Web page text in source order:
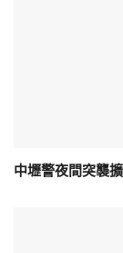
中壢警夜間突襲